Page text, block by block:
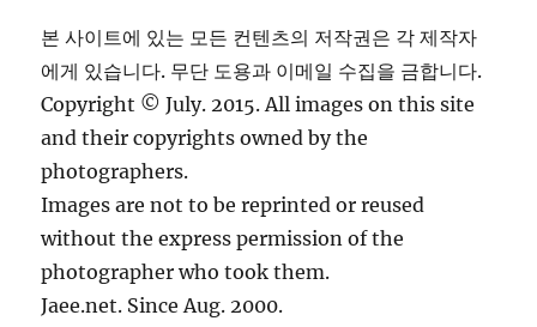
본 사이트에 있는 모든 컨텐츠의 저작권은 각 제작자
에게 있습니다. 무단 도용과 이메일 수집을 금합니다.
Copyright © July. 2015. All images on this site
and their copyrights owned by the
photographers.
Images are not to be reprinted or reused
without the express permission of the
photographer who took them.
Jaee.net. Since Aug. 2000.